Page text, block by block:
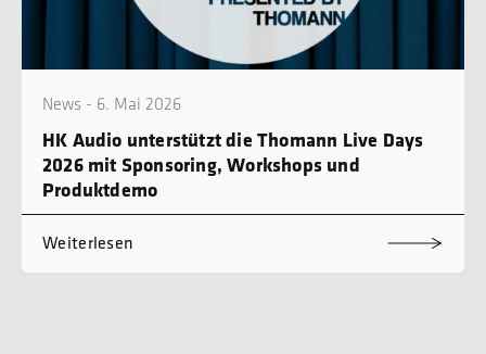
News - 6. Mai 2026
HK Audio unterstützt die Thomann Live Days
2026 mit Sponsoring, Workshops und
Produktdemo
Weiterlesen